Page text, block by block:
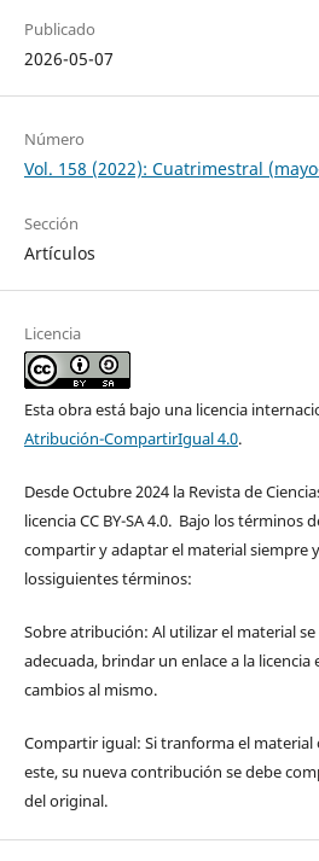
Publicado
2026-05-07
Número
Vol. 158 (2022): Cuatrimestral
Sección
Artículos
Licencia
Esta obra está bajo una licencia
Atribución-CompartirIgual 4.0.
Desde Octubre 2024 la Revista de
licencia CC BY-SA 4.0. Bajo los términos
compartir y adaptar el material siempre
lossiguientes términos:
Sobre atribución: Al utilizar el material
adecuada, brindar un enlace a la licencia
cambios al mismo.
Compartir igual: Si tranforma el material
este, su nueva contribución se debe
del original.